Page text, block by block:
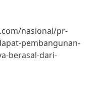
nasional/pr-
pembangunan-
berasal-dari-